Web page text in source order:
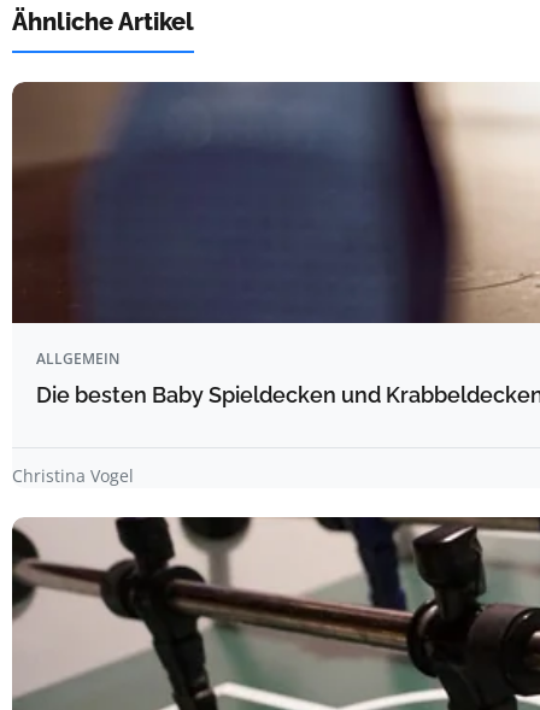
Ähnliche Artikel
ALLGEMEIN
Die besten Baby Spieldecken und
Christina Vogel